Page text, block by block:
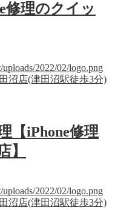
修理のクイッ
2022/02/logo.png
沼店(津田沼駅徒歩3分)
【iPhone修理
】
2022/02/logo.png
沼店(津田沼駅徒歩3分)